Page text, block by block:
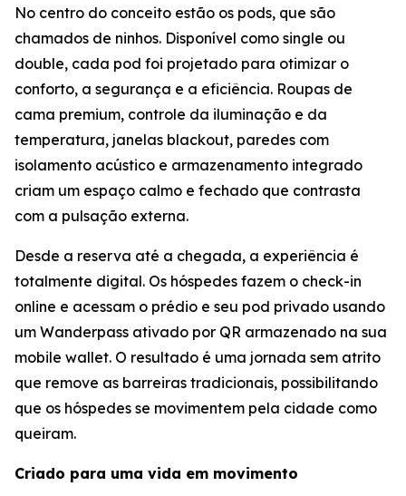
No centro do conceito estão os pods, que são
chamados de ninhos. Disponível como single ou
double, cada pod foi projetado para otimizar o
conforto, a segurança e a eficiência. Roupas de
cama premium, controle da iluminação e da
temperatura, janelas blackout, paredes com
isolamento acústico e armazenamento integrado
criam um espaço calmo e fechado que contrasta
com a pulsação externa.
Desde a reserva até a chegada, a experiência é
totalmente digital. Os hóspedes fazem o check-in
online e acessam o prédio e seu pod privado usando
um Wanderpass ativado por QR armazenado na sua
mobile wallet. O resultado é uma jornada sem atrito
que remove as barreiras tradicionais, possibilitando
que os hóspedes se movimentem pela cidade como
queiram.
Criado para uma vida em movimento